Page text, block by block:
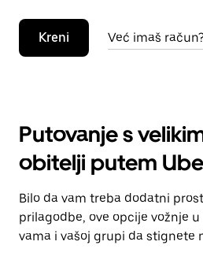
Kreni Već imaš
Putovanje s
obitelji putem
Bilo da vam treba dodatni
prilagodbe, ove opcije vožnje
vama i vašoj grupi da stignete